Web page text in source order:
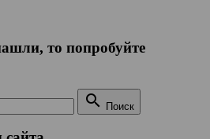
то попробуйте
 Поиск